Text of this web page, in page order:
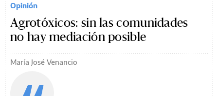
Opinión
Agrotóxicos: sin las comunidades
no hay mediación posible
María José Venancio